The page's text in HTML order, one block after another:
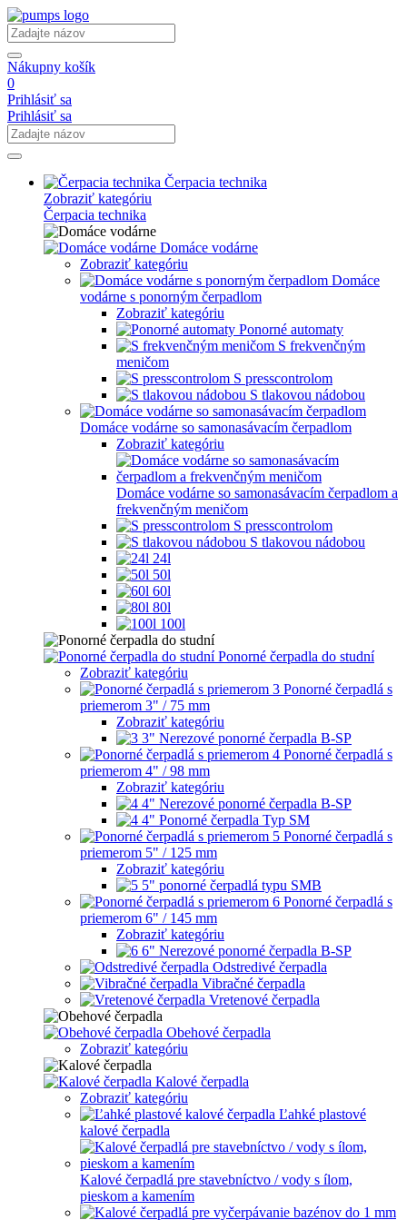
Nákupny košík
0
Prihlásiť sa
Prihlásiť sa
Čerpacia technika
Zobraziť kategóriu
Čerpacia technika
Domáce vodárne
Zobraziť kategóriu
Domáce
vodárne s ponorným čerpadlom
Zobraziť kategóriu
Ponorné automaty
S frekvenčným
meničom
S presscontrolom
S tlakovou nádobou
Domáce vodárne so samonasávacím čerpadlom
Zobraziť kategóriu
Domáce vodárne so samonasávacím čerpadlom a
frekvenčným meničom
S presscontrolom
S tlakovou nádobou
24l
50l
60l
80l
100l
Ponorné čerpadla do studní
Zobraziť kategóriu
Ponorné čerpadlá s
priemerom 3" / 75 mm
Zobraziť kategóriu
3" Nerezové ponorné čerpadla B-SP
Ponorné čerpadlá s
priemerom 4" / 98 mm
Zobraziť kategóriu
4" Nerezové ponorné čerpadla B-SP
4" Ponorné čerpadla Typ SM
Ponorné čerpadlá s
priemerom 5" / 125 mm
Zobraziť kategóriu
5" ponorné čerpadlá typu SMB
Ponorné čerpadlá s
priemerom 6" / 145 mm
Zobraziť kategóriu
6" Nerezové ponorné čerpadla B-SP
Odstredivé čerpadla
Vibračné čerpadla
Vretenové čerpadla
Obehové čerpadla
Zobraziť kategóriu
Kalové čerpadla
Zobraziť kategóriu
Ľahké plastové
kalové čerpadla
Kalové čerpadlá pre stavebníctvo / vody s ílom,
pieskom a kamením